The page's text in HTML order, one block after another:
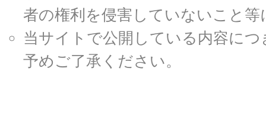
者の権利を侵害していないこと
当サイトで公開している内容に
予めご了承ください。